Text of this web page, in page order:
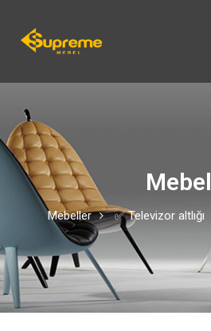
Mebel
Mebeller ✅ Televizor altlığı